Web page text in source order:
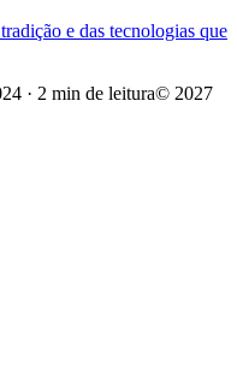
e das tecnologias que
· 2 min de leitura© 2027